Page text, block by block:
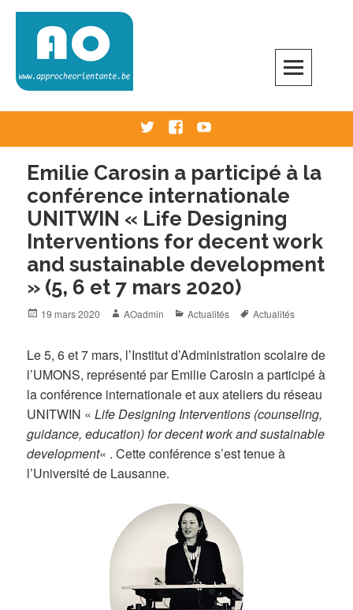
Skip
TwitterFacebookYoutube
Emilie Carosin a participé à la
conférence internationale
UNITWIN « Life Designing
Interventions for decent work
and sustainable development
» (5, 6 et 7 mars 2020)
Posted
19 mars 2020 Author
AOadmin Categories
Actualités Tags
Actualités
Le 5, 6 et 7 mars, l’Institut d’Administration scolaire de
l’UMONS, représenté par Emilie Carosin a participé à
la conférence internationale et aux ateliers du réseau
UNITWIN «Life Designing Interventions (counseling,
guidance, education) for decent work and sustainable
development« . Cette conférence s’est tenue à
l’Université de Lausanne.